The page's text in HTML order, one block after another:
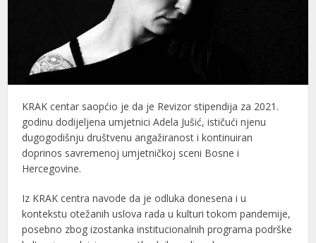
KRAK centar saopćio je da je Revizor stipendija za 2021.
godinu dodijeljena umjetniciAdela Jušić, ističući njenu
dugogodišnju društvenu angažiranost i kontinuiran
doprinos savremenoj umjetničkoj sceni Bosne i
Hercegovine.
Iz KRAK centra navode da je odluka donesena i u
kontekstu otežanih uslova rada u kulturi tokom pandemije,
posebno zbog izostanka institucionalnih programa podrške